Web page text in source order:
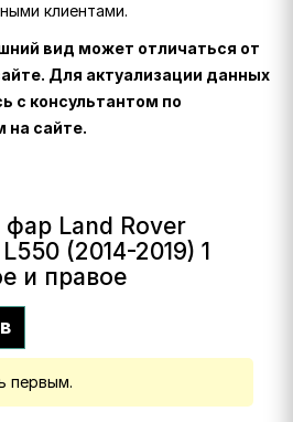
клиентами.
вид может отличаться от
Для актуализации данных
с консультантом по
на сайте.
Land Rover
(2014-2019) 1
и правое
первым.